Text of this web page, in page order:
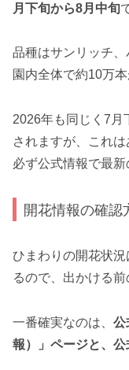
月下旬から8月中旬
品種はサンリッチ、
園内全体で約10万
2026年も同じく7月
されますが、これ
必ず公式情報で最新
開花情報の確認
ひまわりの開花状
るので、出かける前
一番確実なのは、 公
報）」ページと、